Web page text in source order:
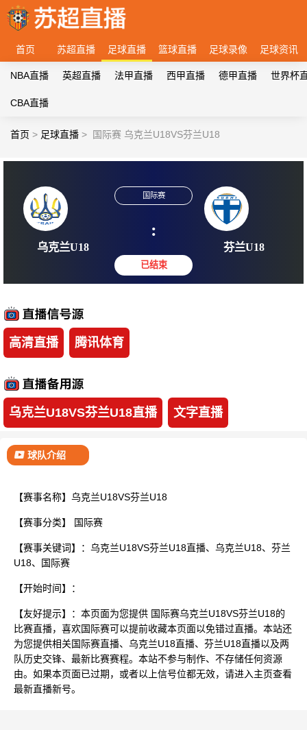
首页 苏超直播 足球直播 篮球直播 足球录像 足球资讯
NBA直播 英超直播 法甲直播 西甲直播 德甲直播 世界杯
CBA直播
首页 > 足球直播 > 国际赛 乌克兰U18VS芬兰U18
:
高清直播 腾讯体育
乌克兰U18VS芬兰U18直播 文字直播
球队介绍
【赛事名称】乌克兰U18VS芬兰U18
【赛事分类】 国际赛
【赛事关键词】：乌克兰U18VS芬兰U18直播、乌克兰U18、芬兰
U18、国际赛
【开始时间】：
【友好提示】：本页面为您提供 国际赛乌克兰U18VS芬兰U18的
比赛直播，喜欢国际赛可以提前收藏本页面以免错过直播。本站还
为您提供相关国际赛直播、乌克兰U18直播、芬兰U18直播以及两
队历史交锋、最新比赛赛程。本站不参与制作、不存储任何资源
由。如果本页面已过期，或者以上信号位都无效，请进入主页查看
最新直播新号。